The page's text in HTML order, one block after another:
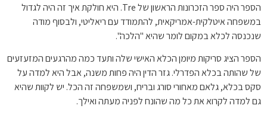
הספר היה ספר הזכרונות הראשון של Tre. היא חולקת איך זה היה לגדול
במשפחה איטלקית-אמריקאית, להתמודד עם ריאליטי, ולבסוף מודה
שנכנסה לכלא במקום לומר שהיא "הלכה".
הספר הציג סריקות מיומן הכלא האישי שלה ותעד כמה מהרגעים המזעזעים
של שהותה בכלא הפדרלי. גזר הדין היה פחות משנה, אבל היא למדה על
סקס בכלא, גלאם מאחורי סורג ובריח, ושמשפחה זה הכל. יש לקוות שהיא
גם למדה לקרוא את כל מה שהונח לפניה מעתה ואילך.